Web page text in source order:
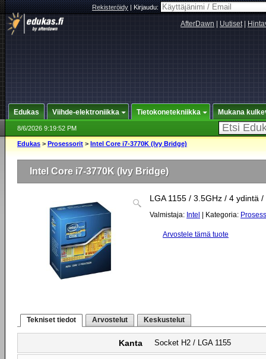
Rekisteröidy|Kirjaudu:
AfterDawn Uutiset|
Edukas Viihde-elektroniikka Tietokonetekniikka Mukana
8/6/2026 9:19:52 PM
Edukas > Prosessorit > Intel Core i7-3770K (Ivy Bridge)
Intel Core i7-3770K (Ivy Bridge)
LGA 1155 / 3.5GHz / 4 ydintä /
Valmistaja: Intel | Kategoria:
Arvostele tämä tuote
Tekniset tiedot Arvostelut Keskustelut
Kanta Socket H2 / LGA 1155